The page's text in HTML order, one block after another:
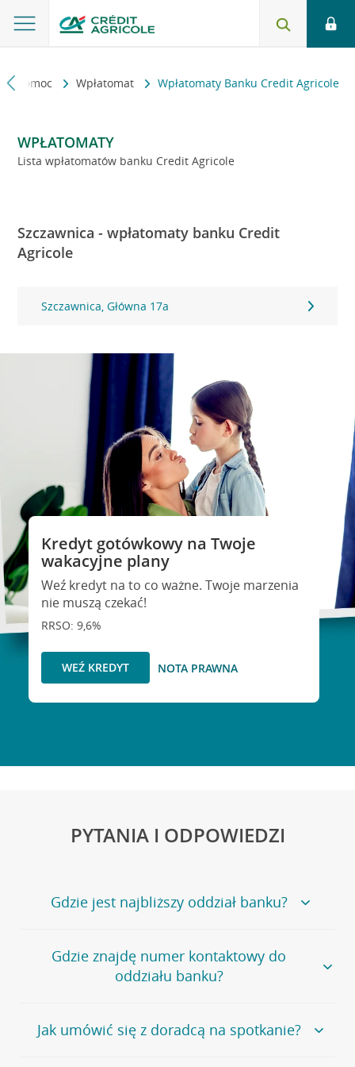
i pomoc Wpłatomat Wpłatomaty Banku Credit Agricole
WPŁATOMATY
Lista wpłatomatów banku Credit Agricole
Szczawnica - wpłatomaty banku Credit
Agricole
Szczawnica, Główna 17a
Kredyt gotówkowy na Twoje
wakacyjne plany
Weź kredyt na to co ważne. Twoje marzenia
nie muszą czekać!
RRSO: 9,6%
WEŹ KREDYT NOTA PRAWNA
PYTANIA I ODPOWIEDZI
Gdzie jest najbliższy oddział banku?
Jeśli szukasz oddziału naszego banku, zapraszamy na
stronęPlacówki i bankomaty, na której znajduje się
wygodna wyszukiwarka.
oddziałów
Gdzie znajdę numer kontaktowy do
oddziału banku?
Bank Credit Agricole nie udostępnia ogólnego numeru
telefonu do placówki bankowej.
Jak umówić się z doradcą na spotkanie?